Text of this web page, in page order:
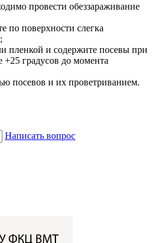
провести обеззараживание
по поверхности слегка
пленкой и содержите посевы при
+25 градусов до момента
посевов и их проветриванием.
Написать вопрос